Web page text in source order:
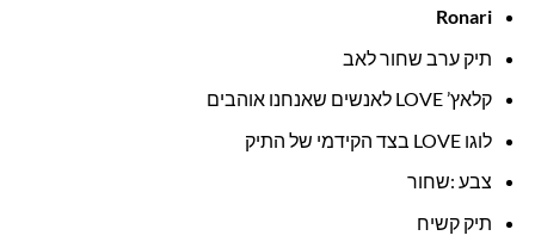
Ronari
תיק ערב שחור לאב
קלאץ’ LOVE לאנשים שאנחנו אוהבים
לוגו LOVE בצד הקידמי של התיק
צבע :שחור
תיק קשיח